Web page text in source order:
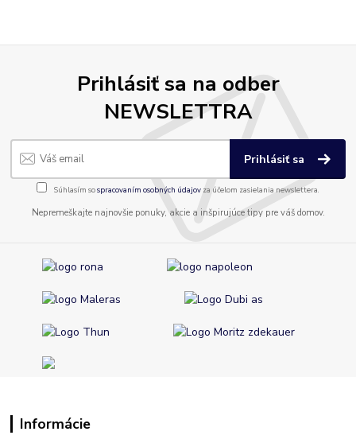
Prihlásiť sa na odber
NEWSLETTRA
Prihlásiť sa
Súhlasím sospracovaním osobných údajov za účelom zasielania newslettera.
Nepremeškajte najnovšie ponuky, akcie a inšpirujúce tipy pre váš domov.
Informácie